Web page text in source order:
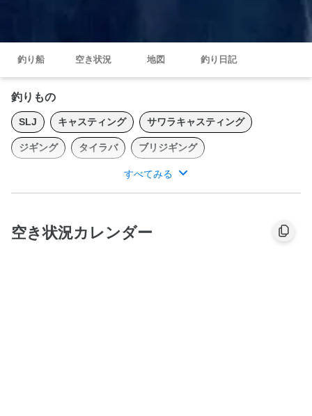
釣り船 空き状況 地図 釣り日記
釣りもの
SLJ キャスティング サワラキャスティング
ジギング タイラバ ブリジギング
2024年４月より、Salt Water Guide STRAITを始めました。 山口
県下関市王喜漁港から関門海峡をメインフィールドとして出船致
す。最大４名 ・許可番号山口県知事 第２１４８号 ​潮位の干満差
が大く最干時には港の水が干上がってしまう事がある為出船時間
すべてみる
空き状況カレンダー